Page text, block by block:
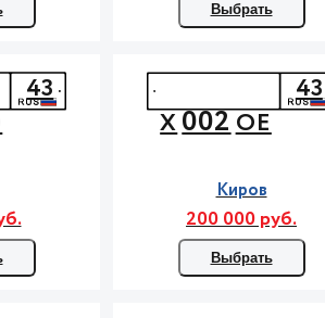
Выбрать
43
Х002ОЕ
43
Киров
200 000 руб.
Выбрать